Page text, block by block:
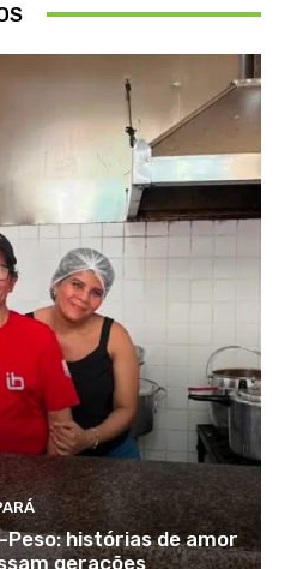
Peso: histórias de amor
gerações